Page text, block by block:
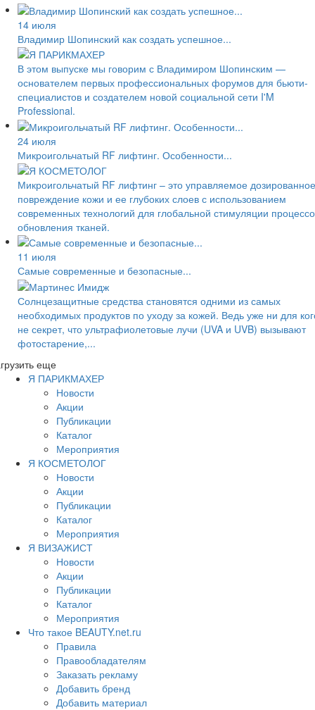
14 июля
Владимир Шопинский как создать успешное...
В этом выпуске мы говорим с Владимиром Шопинским —
основателем первых профессиональных форумов для бьюти-
специалистов и создателем новой социальной сети I'M
Professional.
24 июля
Микроигольчатый RF лифтинг. Особенности...
Микроигольчатый RF лифтинг – это управляемое дозированное
повреждение кожи и ее глубоких слоев с использованием
современных технологий для глобальной стимуляции
обновления тканей.
11 июля
Самые современные и безопасные...
Солнцезащитные средства становятся одними из самых
необходимых продуктов по уходу за кожей. Ведь уже ни для
не секрет, что ультрафиолетовые лучи (UVA и UVB) вызывают
фотостарение,...
еще
Я ПАРИКМАХЕР
Новости
Акции
Публикации
Каталог
Мероприятия
Я КОСМЕТОЛОГ
Новости
Акции
Публикации
Каталог
Мероприятия
Я ВИЗАЖИСТ
Новости
Акции
Публикации
Каталог
Мероприятия
Что такое BEAUTY.net.ru
Правила
Правообладателям
Заказать рекламу
Добавить бренд
Добавить материал